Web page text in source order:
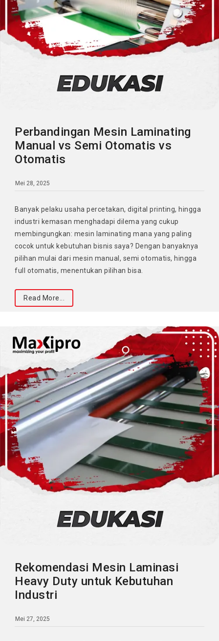
Perbandingan Mesin Laminating
Manual vs Semi Otomatis vs
Otomatis
Mei 28, 2025
Banyak pelaku usaha percetakan, digital printing, hingga
industri kemasan menghadapi dilema yang cukup
membingungkan: mesin laminating mana yang paling
cocok untuk kebutuhan bisnis saya? Dengan banyaknya
pilihan mulai dari mesin manual, semi otomatis, hingga
full otomatis, menentukan pilihan bisa.
Read More...
Rekomendasi Mesin Laminasi
Heavy Duty untuk Kebutuhan
Industri
Mei 27, 2025